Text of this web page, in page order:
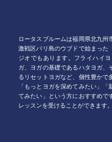
ロータスブルームは福岡県北九州
激戦区バリ島のウブドで始まった
ジオでもあります。フライハイ
ガ、ヨガの基礎であるハタヨガ、
るリセットヨガなど、個性豊かで
「もっとヨガを深めてみたい」
てみたい」という方におすすめで
レッスンを受けることができます。